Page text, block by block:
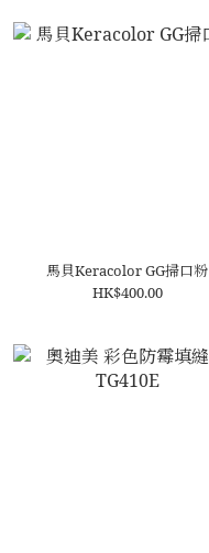
馬貝Keracolor GG掃口粉
HK$400.00